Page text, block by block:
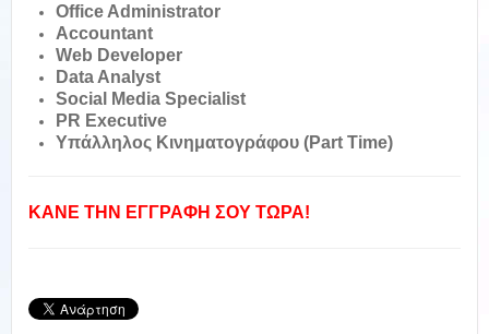
Office Administrator
Accountant
Web Developer
Data Analyst
Social Media Specialist
PR Executive
Υπάλληλος Κινηματογράφου (Part Time)
ΚΑΝΕ ΤΗΝ ΕΓΓΡΑΦΗ ΣΟΥ ΤΩΡΑ!